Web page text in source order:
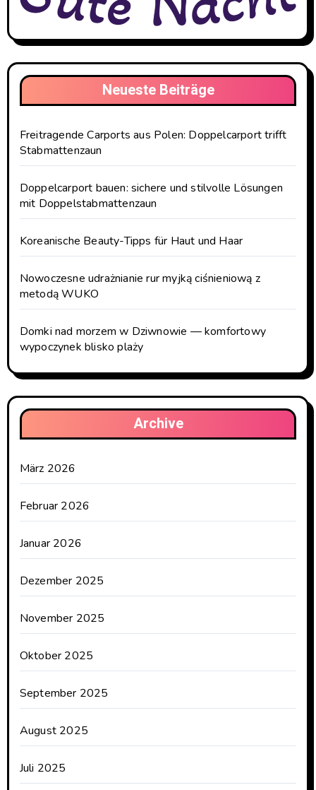
Neueste Beiträge
Freitragende Carports aus Polen: Doppelcarport trifft
Stabmattenzaun
Doppelcarport bauen: sichere und stilvolle Lösungen
mit Doppelstabmattenzaun
Koreanische Beauty-Tipps für Haut und Haar
Nowoczesne udrażnianie rur myjką ciśnieniową z
metodą WUKO
Domki nad morzem w Dziwnowie — komfortowy
wypoczynek blisko plaży
Archive
März 2026
Februar 2026
Januar 2026
Dezember 2025
November 2025
Oktober 2025
September 2025
August 2025
Juli 2025